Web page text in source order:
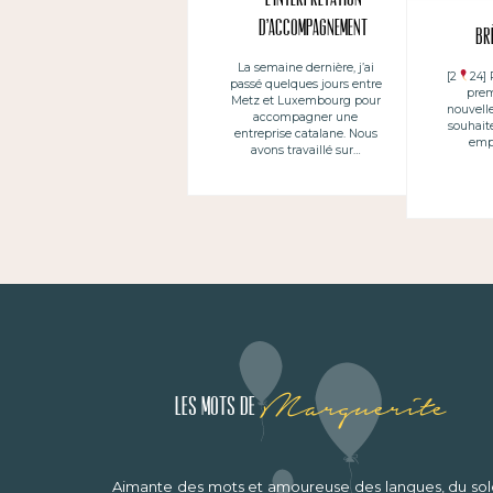
d’accompagnement
La semaine dernière, j’ai
passé quelques jours entre
Metz et Luxembourg pour
accompagner une
entreprise catalane. Nous
avons travaillé sur…
[2
24]
Les mots deMarguerite
Aimante des mots et amoureuse des langues, du